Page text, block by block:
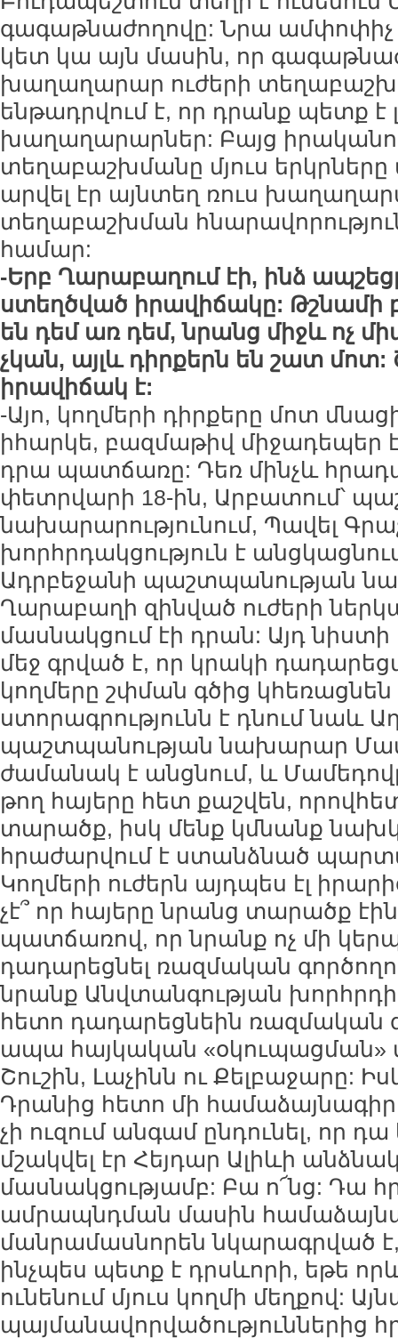
գագաթնաժողովը: Նրա
կետ կա այն մասին, որ
խաղաղարար ուժերի
ենթադրվում է, որ դրանք պետք է
խաղաղարարներ: Բայց
տեղաբաշխմանը մյուս
արվել էր այնտեղ ռուս
տեղաբաշխման
համար:
-Երբ Ղարաբաղում էի, ինձ
ստեղծված իրավիճակը: Թշնամի
են դեմ առ դեմ, նրանց միջև ոչ
չկան, այլև դիրքերն են շատ
իրավիճակ է:
-Այո, կողմերի դիրքերը մոտ
իհարկե, բազմաթիվ միջադեպեր է
դրա պատճառը: Դեռ մինչև
փետրվարի 18-ին, Արբատում՝
նախարարությունում, Պավել
խորհրդակցություն է
Ադրբեջանի պաշտպանության
Ղարաբաղի զինված ուժերի
մասնակցում էի դրան: Այդ
մեջ գրված է, որ կրակի
կողմերը շփման գծից կհեռացնեն
ստորագրությունն է դնում նաև
պաշտպանության նախարար
ժամանակ է անցնում, և
թող հայերը հետ քաշվեն,
տարածք, իսկ մենք կմնանք
հրաժարվում է ստանձնած
Կողմերի ուժերն այդպես էլ
չէ՞ որ հայերը նրանց տարածք
պատճառով, որ նրանք ոչ մի կերպ
դադարեցնել ռազմական
նրանք Անվտանգության
հետո դադարեցնեին ռազմական
ապա հայկական «օկուպացման»
Շուշին, Լաչինն ու Քելբաջարը:
Դրանից հետո մի համաձայնագիր
չի ուզում անգամ ընդունել, որ դա
մշակվել էր Հեյդար Ալիևի
մասնակցությամբ: Բա ո՜նց: Դա
ամրապնդման մասին
մանրամասնորեն նկարագրված է,
ինչպես պետք է դրսևորի, եթե
ունենում մյուս կողմի մեղքով:
պայմանավորվածություններից